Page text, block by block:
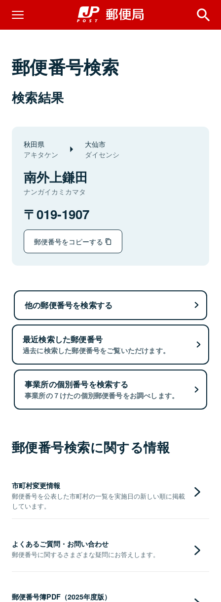
郵便番号検索
検索結果
秋田県
アキタケン
大仙市
ダイセンシ
南外上鎌田
ナンガイカミカマタ
019-1907
郵便番号をコピーする
他の郵便番号を検索する
最近検索した郵便番号
過去に検索した郵便番号をご覧いただけます。
事業所の個別番号を検索する
事業所の７けたの個別郵便番号をお調べします。
郵便番号検索に関する情報
市町村変更情報
郵便番号を公表した市町村の一覧を実施日の新しい順に掲載
しています。
よくあるご質問・お問い合わせ
郵便番号に関するさまざまな疑問にお答えします。
郵便番号簿PDF（2025年度版）